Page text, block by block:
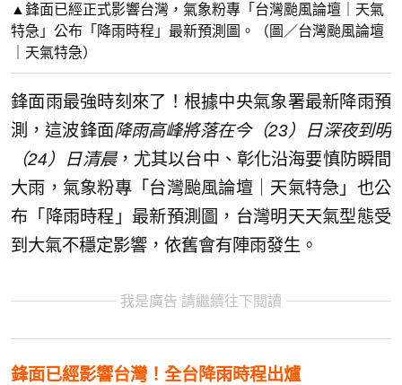
▲鋒面已經正式影響台灣，氣象粉專「台灣颱風論壇｜天氣
特急」公布「降雨時程」最新預測圖。（圖／台灣颱風論壇
｜天氣特急）
鋒面雨最強時刻來了！根據中央氣象署最新降雨預
測，這波鋒面降雨高峰將落在今（23）日深夜到明
（24）日清晨，尤其以台中、彰化沿海要慎防瞬間
大雨，氣象粉專「台灣颱風論壇｜天氣特急」也公
布「降雨時程」最新預測圖，台灣明天天氣型態受
到大氣不穩定影響，依舊會有陣雨發生。
我是廣告 請繼續往下閱讀
鋒面已經影響台灣！全台降雨時程出爐